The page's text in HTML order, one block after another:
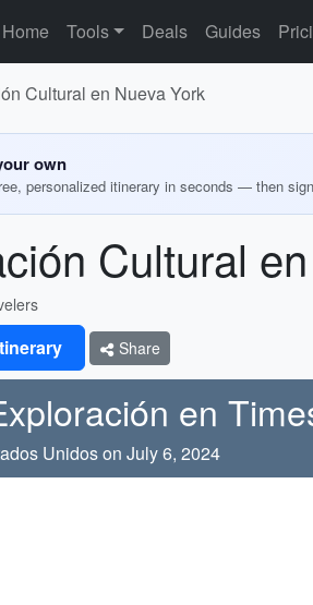
Home Tools Deals Guides
Cultural en Nueva York
own
personalized itinerary in seconds — then
Cultural
Share
en
Unidos on July 6, 2024